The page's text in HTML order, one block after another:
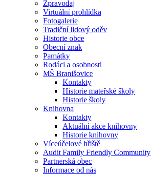
Zpravodaj
Virtuální prohlídka
Fotogalerie
Tradiční lidový oděv
Historie obce
Obecní znak
Památky
Rodáci a osobnosti
MŠ Branišovice
Kontakty
Historie mateřské školy
Historie školy
Knihovna
Kontakty
Aktuální akce knihovny
Historie knihovny
Víceúčelové hřiště
Audit Family Friendly Community
Partnerská obec
Informace od nás